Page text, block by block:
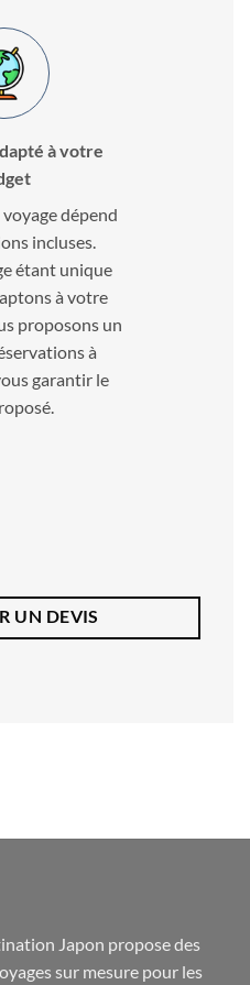
à votre
dépend
incluses.
étant unique
à votre
proposons un
à
garantir le
UN DEVIS
Japon propose des
sur mesure pour les